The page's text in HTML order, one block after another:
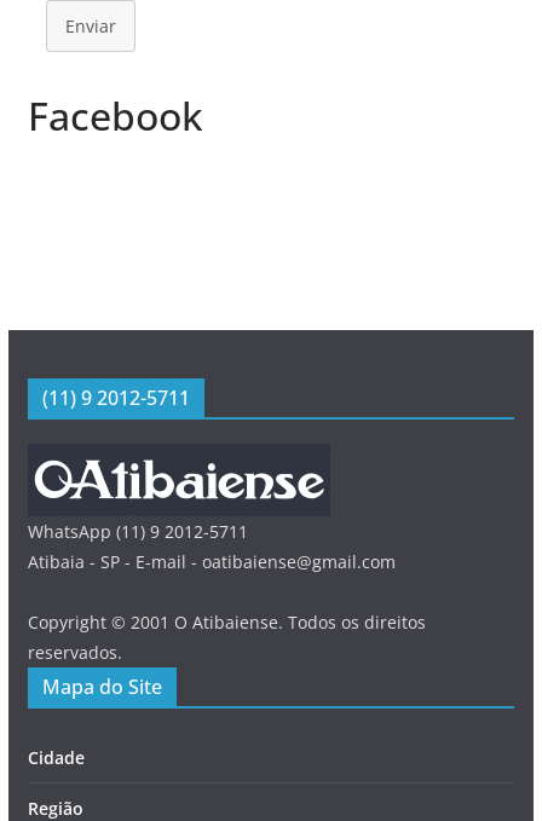
Enviar
Facebook
(11) 9 2012-5711
WhatsApp (11) 9 2012-5711
Atibaia - SP - E-mail - oatibaiense@gmail.com
Copyright © 2001 O Atibaiense. Todos os direitos
reservados.
Mapa do Site
Cidade
Região